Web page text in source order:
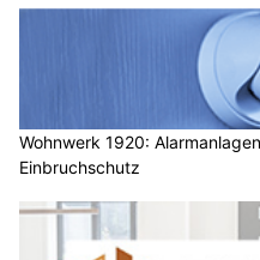
Wohnwerk 1920:
Einbruchschutz